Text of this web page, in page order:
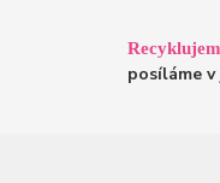
posíláme